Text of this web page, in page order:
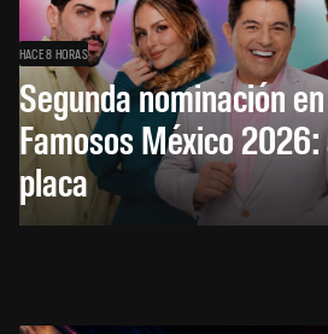
HACE 8 HORAS
Segunda nominación
Famosos México
placa